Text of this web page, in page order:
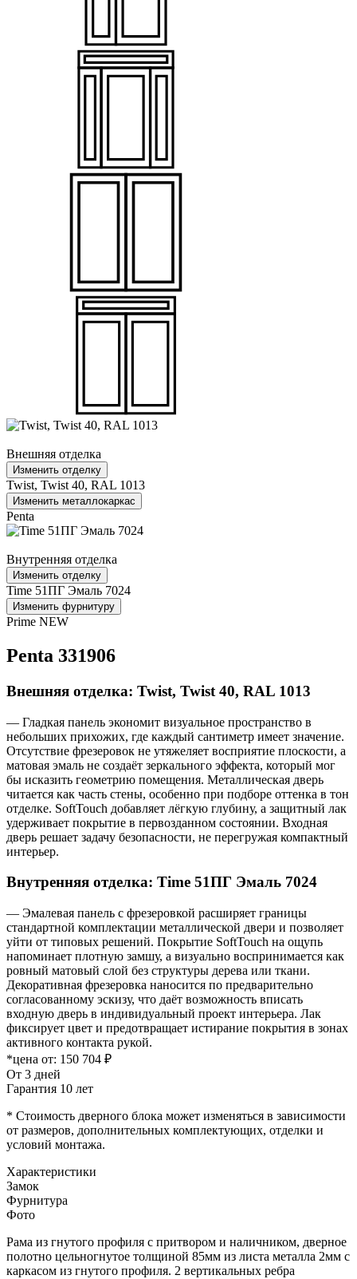
Внешняя отделка
Изменить отделку
Twist, Twist 40, RAL 1013
Изменить металлокаркас
Penta
Внутренняя отделка
Изменить отделку
Time 51ПГ Эмаль 7024
Изменить фурнитуру
Prime NEW
Penta 331906
Внешняя отделка: Twist, Twist 40, RAL 1013
— Гладкая панель экономит визуальное пространство в
небольших прихожих, где каждый сантиметр имеет значение.
Отсутствие фрезеровок не утяжеляет восприятие плоскости, а
матовая эмаль не создаёт зеркального эффекта, который мог
бы исказить геометрию помещения. Металлическая дверь
читается как часть стены, особенно при подборе оттенка в тон
отделке. SoftTouch добавляет лёгкую глубину, а защитный лак
удерживает покрытие в первозданном состоянии. Входная
дверь решает задачу безопасности, не перегружая компактный
интерьер.
Внутренняя отделка: Time 51ПГ Эмаль 7024
— Эмалевая панель с фрезеровкой расширяет границы
стандартной комплектации металлической двери и позволяет
уйти от типовых решений. Покрытие SoftTouch на ощупь
напоминает плотную замшу, а визуально воспринимается как
ровный матовый слой без структуры дерева или ткани.
Декоративная фрезеровка наносится по предварительно
согласованному эскизу, что даёт возможность вписать
входную дверь в индивидуальный проект интерьера. Лак
фиксирует цвет и предотвращает истирание покрытия в зонах
активного контакта рукой.
*цена от: 150 704 ₽
От 3 дней
Гарантия 10 лет
* Стоимость дверного блока может изменяться в зависимости
от размеров, дополнительных комплектующих, отделки и
условий монтажа.
Характеристики
Замок
Фурнитура
Фото
Рама из гнутого профиля с притвором и наличником, дверное
полотно цельногнутое толщиной 85мм из листа металла 2мм c
каркасом из гнутого профиля. 2 вертикальных ребра